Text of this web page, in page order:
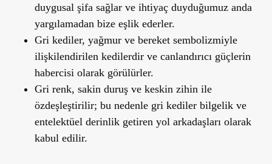
duygusal şifa sağlar ve ihtiyaç duyduğumuz anda
yargılamadan bize eşlik ederler.
Gri kediler, yağmur ve bereket sembolizmiyle
ilişkilendirilen kedilerdir ve canlandırıcı güçlerin
habercisi olarak görülürler.
Gri renk, sakin duruş ve keskin zihin ile
özdeşleştirilir; bu nedenle gri kediler bilgelik ve
entelektüel derinlik getiren yol arkadaşları olarak
kabul edilir.